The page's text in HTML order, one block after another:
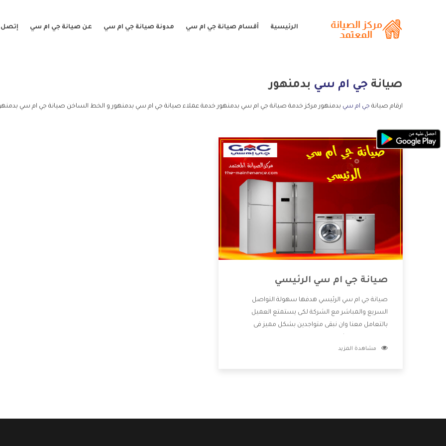
الرئيسية أقسام صيانة جي ام سي مدونة صيانة جي ام سي عن صيانة جي ام سي إتصل
صيانة جي ام سي بدمنهور
ارقام صيانة جي ام سي بدمنهور مركز خدمة صيانة جي ام سي بدمنهور خدمة عملاء صيانة جي ام سي بدمنهور و الخط الساخن صيانة جي ام سي
صيانة جي ام سي الرئيسي
صيانة جي ام سي الرئيسي هدفها سهولة التواصل
السريع والمباشر مع الشركة لكى يستمتع العميل
بالتعامل معنا وان نبقى متواجدين بشكل مميز فى
للعميل وان يستمتع بالخدمات التى تنفرد الشركة بها
مشاهدة المزيد